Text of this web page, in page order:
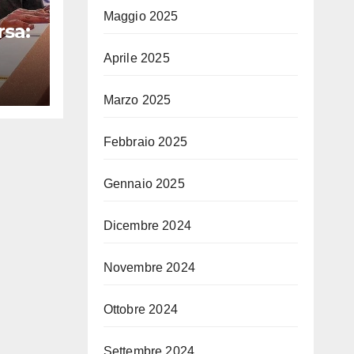
Maggio 2025
Aprile 2025
Marzo 2025
Febbraio 2025
Gennaio 2025
Dicembre 2024
Novembre 2024
Ottobre 2024
Settembre 2024